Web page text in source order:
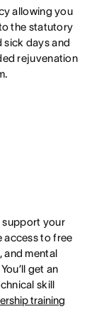
allowing you
the statutory
sick days and
rejuvenation
support your
access to free
and mental
get an
skill
training